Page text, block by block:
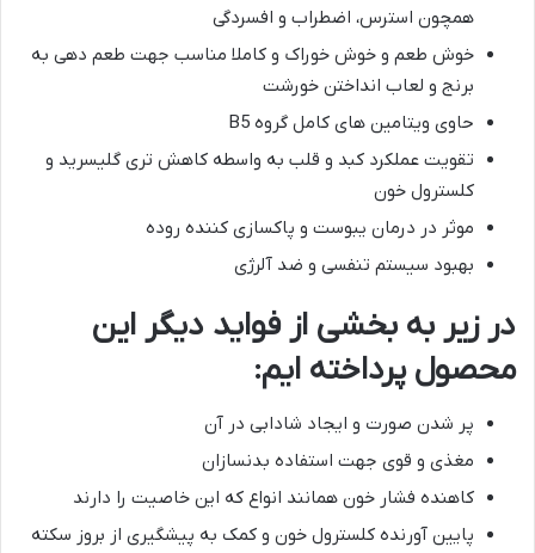
همچون استرس، اضطراب و افسردگی
خوش طعم و خوش خوراک و کاملا مناسب جهت طعم دهی به
برنج و لعاب انداختن خورشت
حاوی ویتامین های کامل گروه B5
تقویت عملکرد کبد و قلب به واسطه کاهش تری گلیسرید و
کلسترول خون
موثر در درمان یبوست و پاکسازی کننده روده
بهبود سیستم تنفسی و ضد آلرژی
در زیر به بخشی از فواید دیگر این
محصول پرداخته ایم:
پر شدن صورت و ایجاد شادابی در آن
مغذی و قوی جهت استفاده بدنسازان
کاهنده فشار خون همانند انواع که این خاصیت را دارند
پایین آورنده کلسترول خون و کمک به پیشگیری از بروز سکته